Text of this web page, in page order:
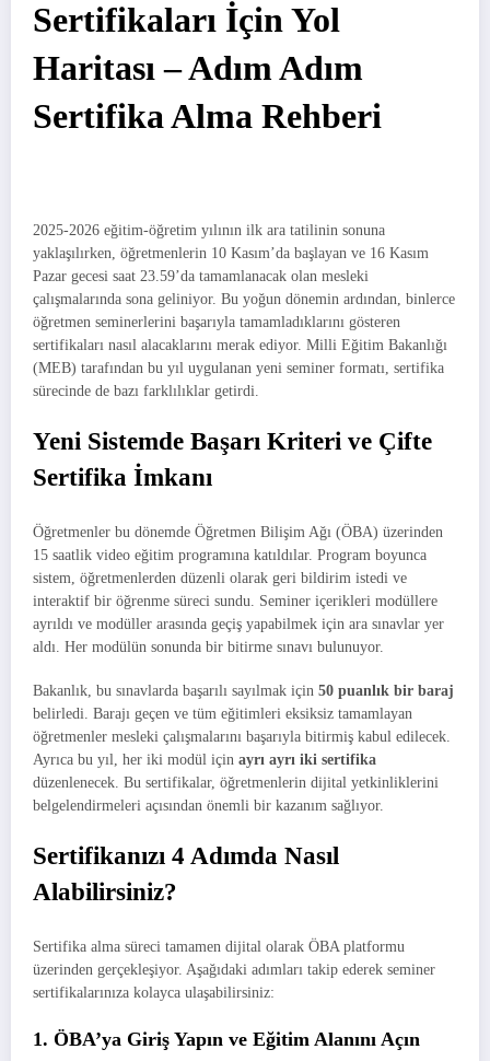
Sertifikaları İçin Yol
Haritası – Adım Adım
Sertifika Alma Rehberi
2025-2026 eğitim-öğretim yılının ilk ara tatilinin sonuna
yaklaşılırken, öğretmenlerin 10 Kasım’da başlayan ve 16 Kasım
Pazar gecesi saat 23.59’da tamamlanacak olan mesleki
çalışmalarında sona geliniyor. Bu yoğun dönemin ardından, binlerce
öğretmen seminerlerini başarıyla tamamladıklarını gösteren
sertifikaları nasıl alacaklarını merak ediyor. Milli Eğitim Bakanlığı
(MEB) tarafından bu yıl uygulanan yeni seminer formatı, sertifika
sürecinde de bazı farklılıklar getirdi.
Yeni Sistemde Başarı Kriteri ve Çifte
Sertifika İmkanı
Öğretmenler bu dönemde Öğretmen Bilişim Ağı (ÖBA) üzerinden
15 saatlik video eğitim programına katıldılar. Program boyunca
sistem, öğretmenlerden düzenli olarak geri bildirim istedi ve
interaktif bir öğrenme süreci sundu. Seminer içerikleri modüllere
ayrıldı ve modüller arasında geçiş yapabilmek için ara sınavlar yer
aldı. Her modülün sonunda bir bitirme sınavı bulunuyor.
Bakanlık, bu sınavlarda başarılı sayılmak için 50 puanlık bir baraj
belirledi. Barajı geçen ve tüm eğitimleri eksiksiz tamamlayan
öğretmenler mesleki çalışmalarını başarıyla bitirmiş kabul edilecek.
Ayrıca bu yıl, her iki modül için ayrı ayrı iki sertifika
düzenlenecek. Bu sertifikalar, öğretmenlerin dijital yetkinliklerini
belgelendirmeleri açısından önemli bir kazanım sağlıyor.
Sertifikanızı 4 Adımda Nasıl
Alabilirsiniz?
Sertifika alma süreci tamamen dijital olarak ÖBA platformu
üzerinden gerçekleşiyor. Aşağıdaki adımları takip ederek seminer
sertifikalarınıza kolayca ulaşabilirsiniz:
1. ÖBA’ya Giriş Yapın ve Eğitim Alanını Açın